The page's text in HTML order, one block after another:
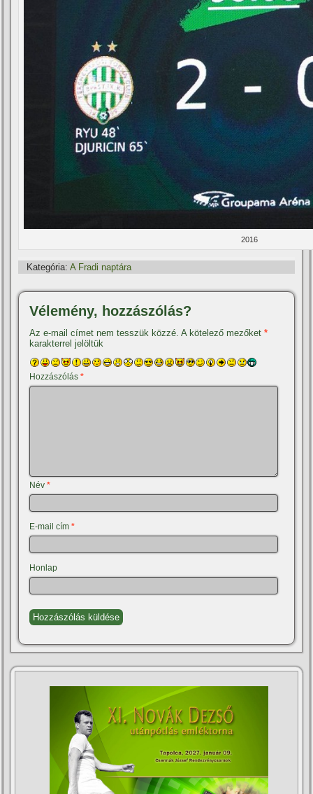
2016
Kategória: A Fradi naptára
Vélemény, hozzászólás?
Az e-mail címet nem tesszük közzé. A kötelező mezőket*
karakterrel jelöltük
Hozzászólás*
Név*
E-mail cím*
Honlap